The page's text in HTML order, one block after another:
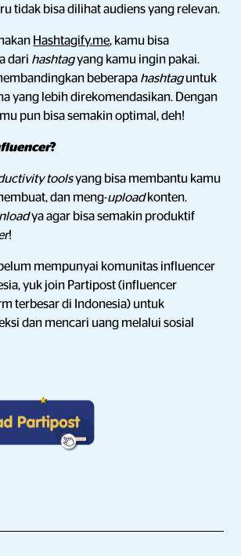
tidak bisa dilihat audiens yang relevan.
Hashtagify.me, kamu bisa
dari hashtagyang kamu ingin pakai.
beberapa hashtaguntuk
yang lebih direkomendasikan. Dengan
pun bisa semakin optimal, deh!
?
toolsyang bisa membantu kamu
dan meng-uploadkonten.
ya agar bisa semakin produktif
!
mempunyai komunitas influencer
yuk join Partipost (influencer
terbesar di Indonesia) untuk
dan mencari uang melalui sosial